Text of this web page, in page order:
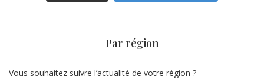
Par région
Vous souhaitez suivre l’actualité de votre région ?